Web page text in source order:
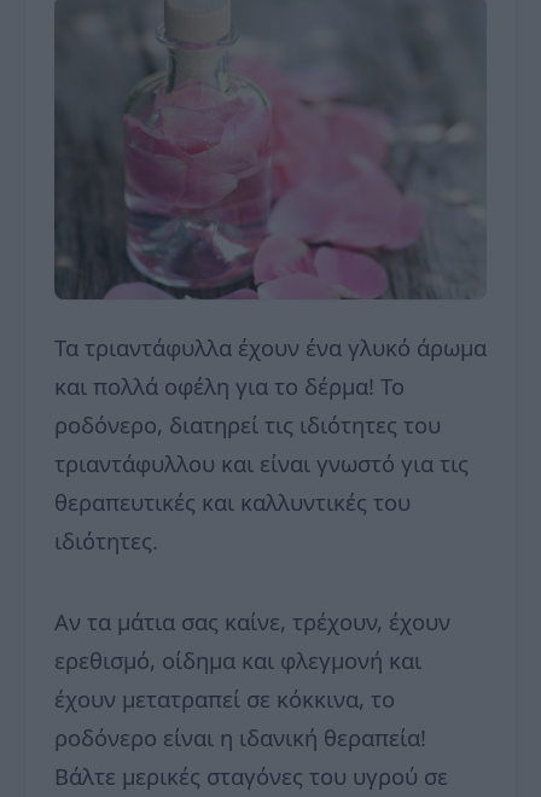
Τα τριαντάφυλλα έχουν ένα γλυκό άρωμα
και πολλά οφέλη για το δέρμα! Το
ροδόνερο, διατηρεί τις ιδιότητες του
τριαντάφυλλου και είναι γνωστό για τις
θεραπευτικές και καλλυντικές του
ιδιότητες.
Αν τα μάτια σας καίνε, τρέχουν, έχουν
ερεθισμό, οίδημα και φλεγμονή και
έχουν μετατραπεί σε κόκκινα, το
ροδόνερο είναι η ιδανική θεραπεία!
Βάλτε μερικές σταγόνες του υγρού σε